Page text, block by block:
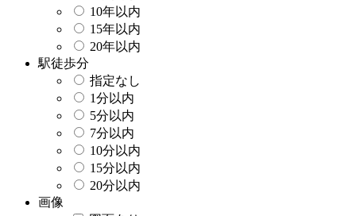
10年以内
15年以内
20年以内
駅徒歩分
指定なし
1分以内
5分以内
7分以内
10分以内
15分以内
20分以内
画像